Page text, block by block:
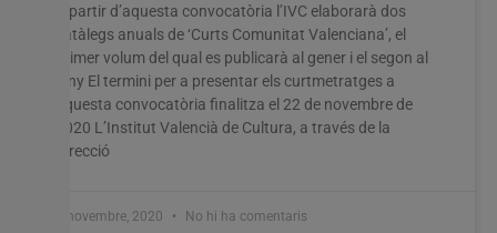
A partir d’aquesta convocatòria l’IVC elaborarà dos
catàlegs anuals de ‘Curts Comunitat Valenciana’, el
primer volum del qual es publicarà al gener i el segon al
juny El termini per a presentar els curtmetratges a
aquesta convocatòria finalitza el 22 de novembre de
2020 L’Institut Valencià de Cultura, a través de la
Direcció
3 novembre, 2020 No hi ha comentaris